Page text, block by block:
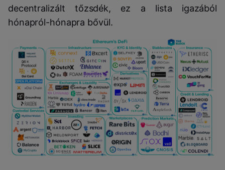
decentralizált tőzsdék, ez a lista igazából
hónapról-hónapra bővül.